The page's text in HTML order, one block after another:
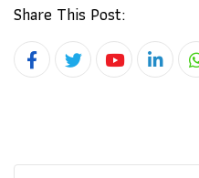
Share This Post:
Youtube